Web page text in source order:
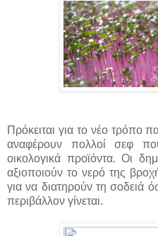
Πρόκειται για το νέο τρόπο
αναφέρουν πολλοί σεφ
οικολογικά προϊόντα. Οι
αξιοποιούν το νερό της
για να διατηρούν τη σοδειά
περιβάλλον γίνεται.